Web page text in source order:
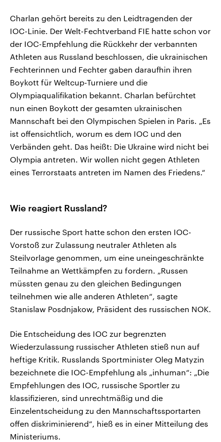
Charlan gehört bereits zu den Leidtragenden der
IOC-Linie. Der Welt-Fechtverband FIE hatte schon vor
der IOC-Empfehlung die Rückkehr der verbannten
Athleten aus Russland beschlossen, die ukrainischen
Fechterinnen und Fechter gaben daraufhin ihren
Boykott für Weltcup-Turniere und die
Olympiaqualifikation bekannt. Charlan befürchtet
nun einen Boykott der gesamten ukrainischen
Mannschaft bei den Olympischen Spielen in Paris. „Es
ist offensichtlich, worum es dem IOC und den
Verbänden geht. Das heißt: Die Ukraine wird nicht bei
Olympia antreten. Wir wollen nicht gegen Athleten
eines Terrorstaats antreten im Namen des Friedens.“
Wie reagiert Russland?
Der russische Sport hatte schon den ersten IOC-
Vorstoß zur Zulassung neutraler Athleten als
Steilvorlage genommen, um eine uneingeschränkte
Teilnahme an Wettkämpfen zu fordern. „Russen
müssten genau zu den gleichen Bedingungen
teilnehmen wie alle anderen Athleten“, sagte
Stanislaw Posdnjakow, Präsident des russischen NOK.
Die Entscheidung des IOC zur begrenzten
Wiederzulassung russischer Athleten stieß nun auf
heftige Kritik. Russlands Sportminister Oleg Matyzin
bezeichnete die IOC-Empfehlung als „inhuman“: „Die
Empfehlungen des IOC, russische Sportler zu
klassifizieren, sind unrechtmäßig und die
Einzelentscheidung zu den Mannschaftssportarten
offen diskriminierend“, hieß es in einer Mitteilung des
Ministeriums.